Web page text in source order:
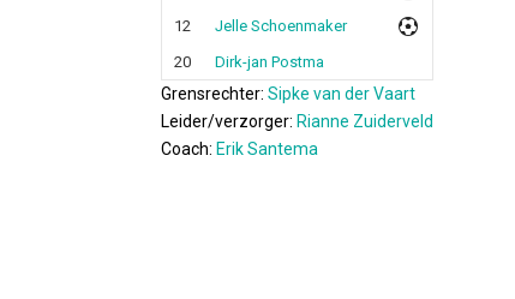
12
Jelle Schoenmaker
20
Dirk-jan Postma
Grensrechter:Sipke van der Vaart
Leider/verzorger: Rianne Zuiderveld
Coach: Erik Santema